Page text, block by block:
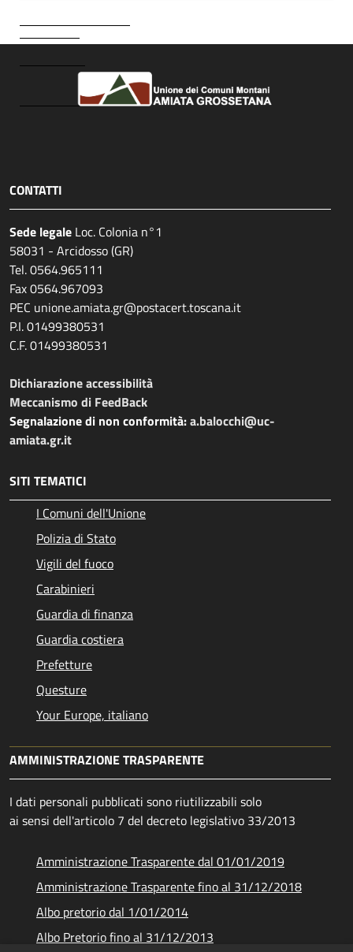
CONTATTI
Sede legale Loc. Colonia n°1
58031 - Arcidosso (GR)
Tel. 0564.965111
Fax 0564.967093
PEC unione.amiata.gr@postacert.toscana.it
P.I. 01499380531
C.F. 01499380531
Dichiarazione accessibilità
Meccanismo di FeedBack
Segnalazione di non conformità:a.balocchi@uc-
amiata.gr.it
SITI TEMATICI
I Comuni dell'Unione
Polizia di Stato
Vigili del fuoco
Carabinieri
Guardia di finanza
Guardia costiera
Prefetture
Questure
Your Europe, italiano
AMMINISTRAZIONE TRASPARENTE
I dati personali pubblicati sono riutilizzabili solo
ai sensi dell'articolo 7 del decreto legislativo 33/2013
Amministrazione Trasparente dal 01/01/2019
Amministrazione Trasparente fino al 31/12/2018
Albo pretorio dal 1/01/2014
Albo Pretorio fino al 31/12/2013